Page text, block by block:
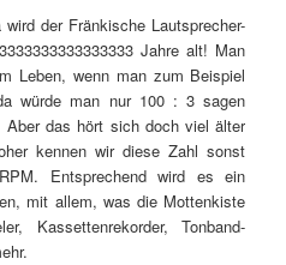
der Fränkische Lautsprecher-
Jahre alt! Man
Leben, wenn man zum Beispiel
würde man nur 100 : 3 sagen
Aber das hört sich doch viel älter
kennen wir diese Zahl sonst
Entsprechend wird es ein
mit allem, was die Mottenkiste
Kassettenrekorder, Tonband-